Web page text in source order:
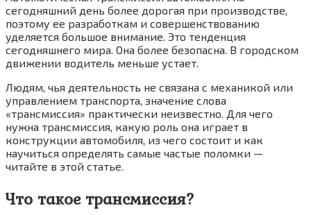
сегодняшний день более дорогая при производстве,
поэтому ее разработкам и совершенствованию
уделяется большое внимание. Это тенденция
сегодняшнего мира. Она более безопасна. В городском
движении водитель меньше устает.
Людям, чья деятельность не связана с механикой или
управлением транспорта, значение слова
«трансмиссия» практически неизвестно. Для чего
нужна трансмиссия, какую роль она играет в
конструкции автомобиля, из чего состоит и как
научиться определять самые частые поломки —
читайте в этой статье.
Что такое трансмиссия?